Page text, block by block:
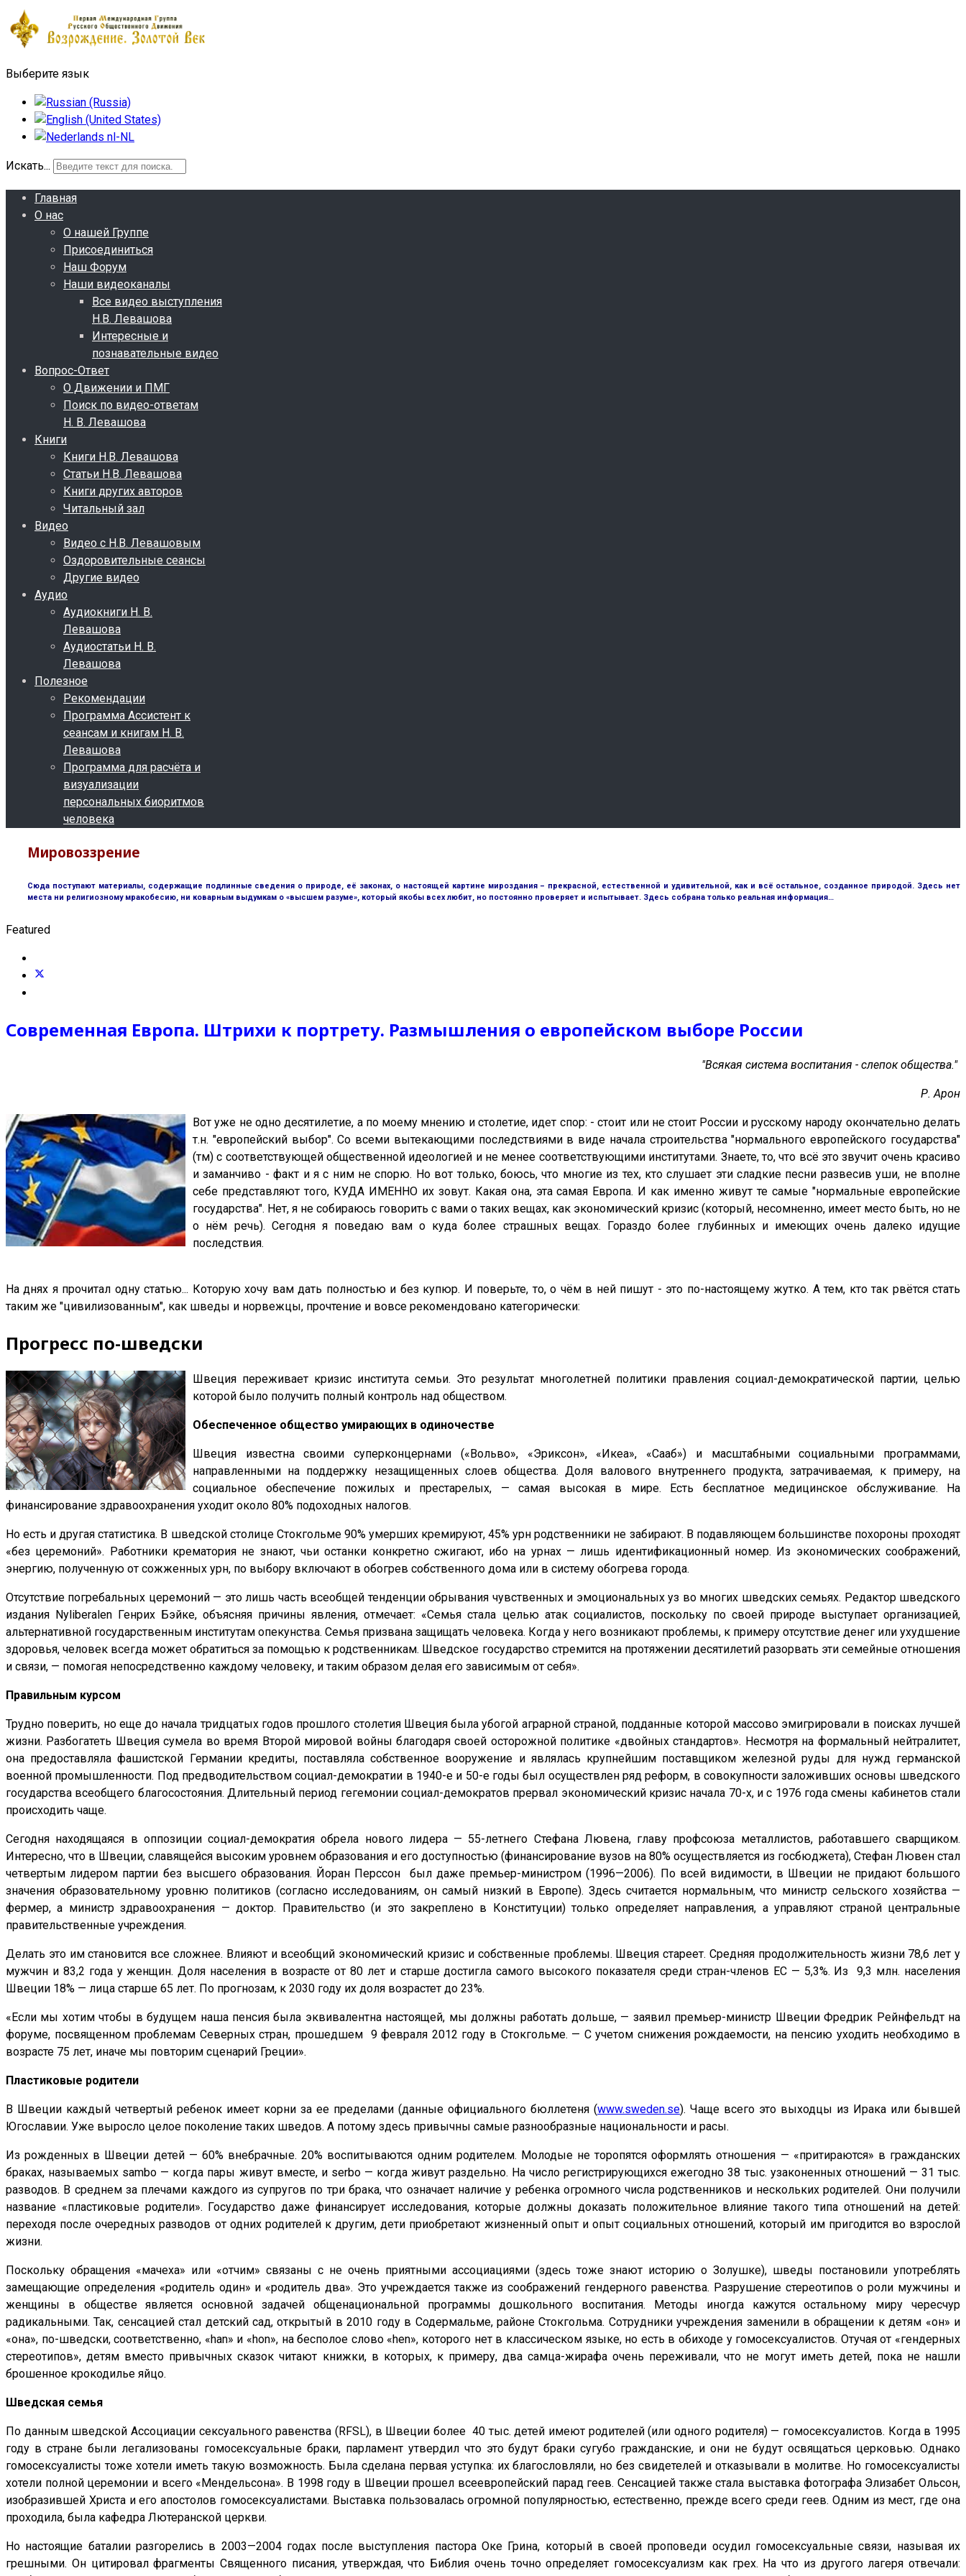
Выберите язык
Искать...
Главная
О нас
О нашей Группе
Присоединиться
Наш Форум
Наши видеоканалы
Все видео выступления
Н.В. Левашова
Интересные и
познавательные видео
Вопрос-Ответ
О Движении и ПМГ
Поиск по видео-ответам
Н. В. Левашова
Книги
Книги Н.В. Левашова
Статьи Н.В. Левашова
Книги других авторов
Читальный зал
Видео
Видео с Н.В. Левашовым
Оздоровительные сеансы
Другие видео
Аудио
Аудиокниги Н. В.
Левашова
Аудиостатьи Н. В.
Левашова
Полезное
Рекомендации
Программа Ассистент к
сеансам и книгам Н. В.
Левашова
Программа для расчёта и
визуализации
персональных биоритмов
человека
Мировоззрение
Сюда поступают материалы, содержащие подлинные сведения о природе, её законах, о настоящей картине мироздания – прекрасной, естественной и удивительной, как и всё остальное, созданное природой. Здесь нет
места ни религиозному мракобесию, ни коварным выдумкам о «высшем разуме», который якобы всех любит, но постоянно проверяет и испытывает. Здесь собрана только реальная информация…
Featured
Современная Европа. Штрихи к портрету. Размышления о европейском выборе России
"Всякая система воспитания - слепок общества."
Р. Арон
Вот уже не одно десятилетие, а по моему мнению и столетие, идет спор: - стоит или не стоит России и русскому народу окончательно делать
т.н. "европейский выбор". Со всеми вытекающими последствиями в виде начала строительства "нормального европейского государства"
(тм) с соответствующей общественной идеологией и не менее соответствующими институтами. Знаете, то, что всё это звучит очень красиво
и заманчиво - факт и я с ним не спорю. Но вот только, боюсь, что многие из тех, кто слушает эти сладкие песни развесив уши, не вполне
себе представляют того, КУДА ИМЕННО их зовут. Какая она, эта самая Европа. И как именно живут те самые "нормальные европейские
государства". Нет, я не собираюсь говорить с вами о таких вещах, как экономический кризис (который, несомненно, имеет место быть, но не
о нём речь). Сегодня я поведаю вам о куда более страшных вещах. Гораздо более глубинных и имеющих очень далеко идущие
последствия.
На днях я прочитал одну статью... Которую хочу вам дать полностью и без купюр. И поверьте, то, о чём в ней пишут - это по-настоящему жутко. А тем, кто так рвётся стать
таким же "цивилизованным", как шведы и норвежцы, прочтение и вовсе рекомендовано категорически:
Прогресс по-шведски
Швеция переживает кризис института семьи. Это результат многолетней политики правления социал-демократической партии, целью
которой было получить полный контроль над обществом.
Обеспеченное общество умирающих в одиночестве
Швеция известна своими суперконцернами («Вольво», «Эриксон», «Икеа», «Сааб») и масштабными социальными программами,
направленными на поддержку незащищенных слоев общества. Доля валового внутреннего продукта, затрачиваемая, к примеру, на
социальное обеспечение пожилых и престарелых, — самая высокая в мире. Есть бесплатное медицинское обслуживание. На
финансирование здравоохранения уходит около 80% подоходных налогов.
Но есть и другая статистика. В шведской столице Стокгольме 90% умерших кремируют, 45% урн родственники не забирают. В подавляющем большинстве похороны проходят
«без церемоний». Работники крематория не знают, чьи останки конкретно сжигают, ибо на урнах — лишь идентификационный номер. Из экономических соображений,
энергию, полученную от сожженных урн, по выбору включают в обогрев собственного дома или в систему обогрева города.
Отсутствие погребальных церемоний — это лишь часть всеобщей тенденции обрывания чувственных и эмоциональных уз во многих шведских семьях. Редактор шведского
издания Nyliberalen Генрих Бэйке, объясняя причины явления, отмечает: «Семья стала целью атак социалистов, поскольку по своей природе выступает организацией,
альтернативной государственным институтам опекунства. Семья призвана защищать человека. Когда у него возникают проблемы, к примеру отсутствие денег или ухудшение
здоровья, человек всегда может обратиться за помощью к родственникам. Шведское государство стремится на протяжении десятилетий разорвать эти семейные отношения
и связи, — помогая непосредственно каждому человеку, и таким образом делая его зависимым от себя».
Правильным курсом
Трудно поверить, но еще до начала тридцатых годов прошлого столетия Швеция была убогой аграрной страной, подданные которой массово эмигрировали в поисках лучшей
жизни. Разбогатеть Швеция сумела во время Второй мировой войны благодаря своей осторожной политике «двойных стандартов». Несмотря на формальный нейтралитет,
она предоставляла фашистской Германии кредиты, поставляла собственное вооружение и являлась крупнейшим поставщиком железной руды для нужд германской
военной промышленности. Под предводительством социал-демократии в 1940-е и 50-е годы был осуществлен ряд реформ, в совокупности заложивших основы шведского
государства всеобщего благосостояния. Длительный период гегемонии социал-демократов прервал экономический кризис начала 70-х, и с 1976 года смены кабинетов стали
происходить чаще.
Сегодня находящаяся в оппозиции социал-демократия обрела нового лидера — 55-летнего Стефана Лювена, главу профсоюза металлистов, работавшего сварщиком.
Интересно, что в Швеции, славящейся высоким уровнем образования и его доступностью (финансирование вузов на 80% осуществляется из госбюджета), Стефан Лювен стал
четвертым лидером партии без высшего образования. Йоран Перссон был даже премьер-министром (1996—2006). По всей видимости, в Швеции не придают большого
значения образовательному уровню политиков (согласно исследованиям, он самый низкий в Европе). Здесь считается нормальным, что министр сельского хозяйства —
фермер, а министр здравоохранения — доктор. Правительство (и это закреплено в Конституции) только определяет направления, а управляют страной центральные
правительственные учреждения.
Делать это им становится все сложнее. Влияют и всеобщий экономический кризис и собственные проблемы. Швеция стареет. Средняя продолжительность жизни 78,6 лет у
мужчин и 83,2 года у женщин. Доля населения в возрасте от 80 лет и старше достигла самого высокого показателя среди стран-членов ЕС — 5,3%. Из 9,3 млн. населения
Швеции 18% — лица старше 65 лет. По прогнозам, к 2030 году их доля возрастет до 23%.
«Если мы хотим чтобы в будущем наша пенсия была эквивалентна настоящей, мы должны работать дольше, — заявил премьер-министр Швеции Фредрик Рейнфельдт на
форуме, посвященном проблемам Северных стран, прошедшем 9 февраля 2012 году в Стокгольме. — С учетом снижения рождаемости, на пенсию уходить необходимо в
возрасте 75 лет, иначе мы повторим сценарий Греции».
Пластиковые родители
В Швеции каждый четвертый ребенок имеет корни за ее пределами (данные официального бюллетеня (www.sweden.se). Чаще всего это выходцы из Ирака или бывшей
Югославии. Уже выросло целое поколение таких шведов. А потому здесь привычны самые разнообразные национальности и расы.
Из рожденных в Швеции детей — 60% внебрачные. 20% воспитываются одним родителем. Молодые не торопятся оформлять отношения — «притираются» в гражданских
браках, называемых sambo — когда пары живут вместе, и serbo — когда живут раздельно. На число регистрирующихся ежегодно 38 тыс. узаконенных отношений — 31 тыс.
разводов. В среднем за плечами каждого из супругов по три брака, что означает наличие у ребенка огромного числа родственников и нескольких родителей. Они получили
название «пластиковые родители». Государство даже финансирует исследования, которые должны доказать положительное влияние такого типа отношений на детей:
переходя после очередных разводов от одних родителей к другим, дети приобретают жизненный опыт и опыт социальных отношений, который им пригодится во взрослой
жизни.
Поскольку обращения «мачеха» или «отчим» связаны с не очень приятными ассоциациями (здесь тоже знают историю о Золушке), шведы постановили употреблять
замещающие определения «родитель один» и «родитель два». Это учреждается также из соображений гендерного равенства. Разрушение стереотипов о роли мужчины и
женщины в обществе является основной задачей общенациональной программы дошкольного воспитания. Методы иногда кажутся остальному миру чересчур
радикальными. Так, сенсацией стал детский сад, открытый в 2010 году в Содермальме, районе Стокгольма. Сотрудники учреждения заменили в обращении к детям «он» и
«она», по-шведски, соответственно, «han» и «hon», на бесполое слово «hen», которого нет в классическом языке, но есть в обиходе у гомосексуалистов. Отучая от «гендерных
стереотипов», детям вместо привычных сказок читают книжки, в которых, к примеру, два самца-жирафа очень переживали, что не могут иметь детей, пока не нашли
брошенное крокодилье яйцо.
Шведская семья
По данным шведской Ассоциации сексуального равенства (RFSL), в Швеции более 40 тыс. детей имеют родителей (или одного родителя) — гомосексуалистов. Когда в 1995
году в стране были легализованы гомосексуальные браки, парламент утвердил что это будут браки сугубо гражданские, и они не будут освящаться церковью. Однако
гомосексуалисты тоже хотели иметь такую возможность. Была сделана первая уступка: их благословляли, но без свидетелей и отказывали в молитве. Но гомосексуалисты
хотели полной церемонии и всего «Мендельсона». В 1998 году в Швеции прошел всеевропейский парад геев. Сенсацией также стала выставка фотографа Элизабет Ольсон,
изобразившей Христа и его апостолов гомосексуалистами. Выставка пользовалась огромной популярностью, естественно, прежде всего среди геев. Одним из мест, где она
проходила, была кафедра Лютеранской церкви.
Но настоящие баталии разгорелись в 2003—2004 годах после выступления пастора Оке Грина, который в своей проповеди осудил гомосексуальные связи, называя их
грешными. Он цитировал фрагменты Священного писания, утверждая, что Библия очень точно определяет гомосексуализм как грех. На что из другого лагеря отвечали: